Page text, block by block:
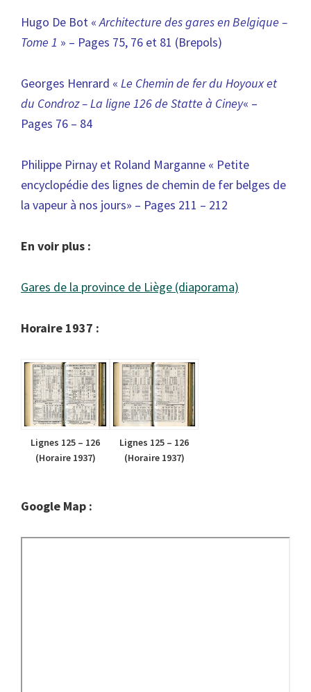
Hugo De Bot «Architecture des gares en Belgique –
Tome 1 » – Pages 75, 76 et 81 (Brepols)
Georges Henrard « Le Chemin de fer du Hoyoux et
du Condroz – La ligne 126 de Statte à Ciney« –
Pages 76 – 84
Philippe Pirnay et Roland Marganne « Petite
encyclopédie des lignes de chemin de fer belges de
la vapeur à nos jours» – Pages 211 – 212
En voir plus :
Gares de la province de Liège (diaporama)
Horaire 1937 :
Lignes 125 – 126
(Horaire 1937)
Lignes 125 – 126
(Horaire 1937)
Google Map :